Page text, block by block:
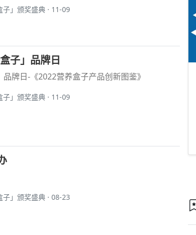
」颁奖盛典 · 11-09
子」品牌日
牌日-《2022营养盒子产品创新图鉴》
」颁奖盛典 · 11-09
」颁奖盛典 · 08-23